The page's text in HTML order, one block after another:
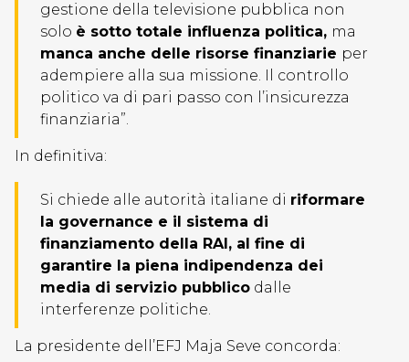
gestione della televisione pubblica non
solo è sotto totale influenza politica, ma
manca anche delle risorse finanziarie per
adempiere alla sua missione. Il controllo
politico va di pari passo con l’insicurezza
finanziaria”.
In definitiva:
Si chiede alle autorità italiane di riformare
la governance e il sistema di
finanziamento della RAI, al fine di
garantire la piena indipendenza dei
media di servizio pubblico dalle
interferenze politiche.
La presidente dell’EFJ Maja Seve concorda: